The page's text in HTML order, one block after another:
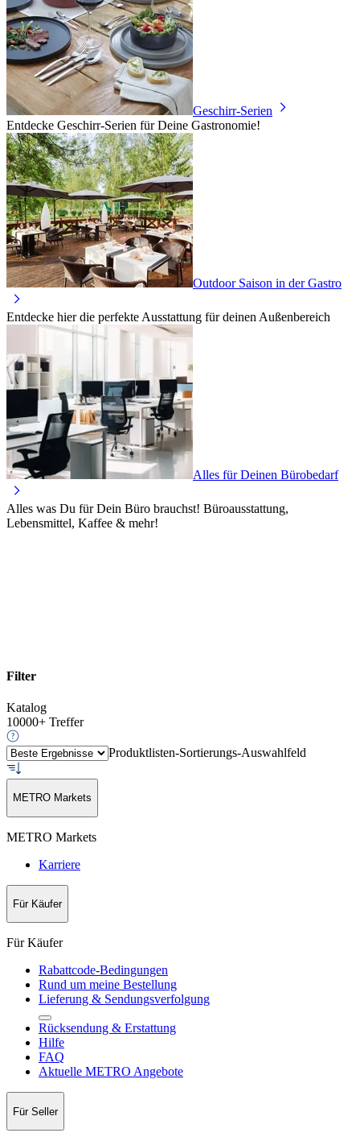
Geschirr-Serien
Entdecke Geschirr-Serien für Deine Gastronomie!
Outdoor Saison in der Gastro
Entdecke hier die perfekte Ausstattung für deinen Außenbereich
Alles für Deinen Bürobedarf
Alles was Du für Dein Büro brauchst! Büroausstattung,
Lebensmittel, Kaffee & mehr!
Filter
Katalog
10000+ Treffer
Produktlisten-Sortierungs-Auswahlfeld
METRO Markets
METRO Markets
Karriere
Für Käufer
Für Käufer
Rabattcode-Bedingungen
Rund um meine Bestellung
Lieferung & Sendungsverfolgung
Rücksendung & Erstattung
Hilfe
FAQ
Aktuelle METRO Angebote
Für Seller